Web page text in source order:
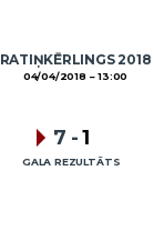
RATIŅKĒRLINGS 2018
04/04/2018 13:00
7 -1
GALA REZULTĀTS